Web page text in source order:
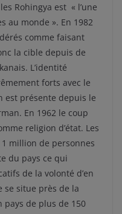
Rohingya est « l’une
au monde ». En 1982
comme faisant
la cible depuis de
L’identité
forts avec le
est présente depuis le
En 1962 le coup
religion d’état. Les
million de personnes
du pays ce qui
de la volonté d’en
se situe près de la
pays de plus de 150